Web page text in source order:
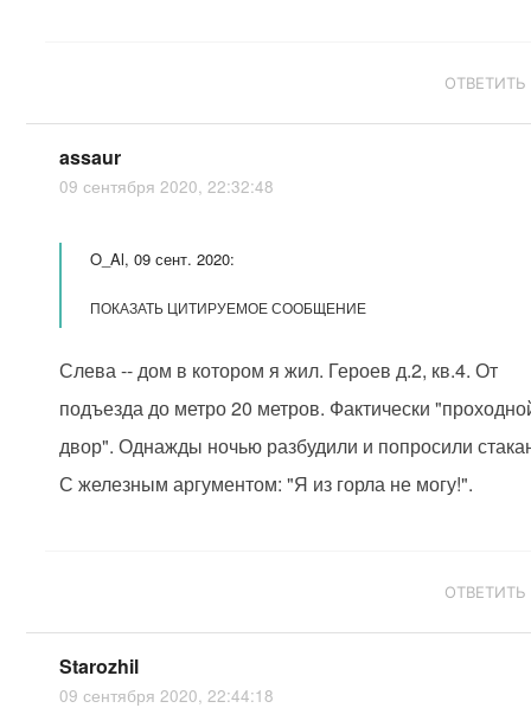
ОТВЕТИТЬ
assaur
09 сентября 2020, 22:32:48
O_Al, 09 сент. 2020:
ПОКАЗАТЬ ЦИТИРУЕМОЕ СООБЩЕНИЕ
Слева -- дом в котором я жил. Героев д.2, кв.4. От
подъезда до метро 20 метров. Фактически
двор". Однажды ночью разбудили и попросили
С железным аргументом: "Я из горла не могу!".
ОТВЕТИТЬ
Starozhil
09 сентября 2020, 22:44:18